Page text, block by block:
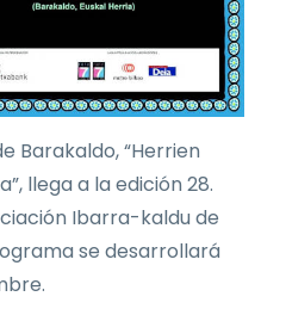
Barakaldo, “Herrien
llega a la edición 28.
Ibarra-kaldu de
se desarrollará